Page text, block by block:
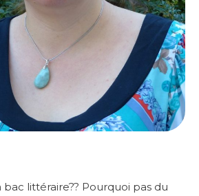
littéraire?? Pourquoi pas du